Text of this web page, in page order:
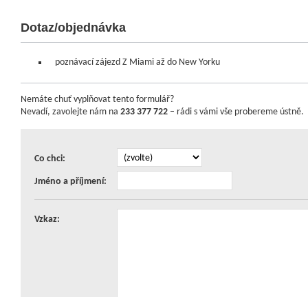
Dotaz/objednávka
poznávací zájezd Z Miami až do New Yorku
Nemáte chuť vyplňovat tento formulář?
Nevadí, zavolejte nám na 233 377 722 – rádi s vámi vše probereme ústně.
Co chci:
Jméno a příjmení:
Vzkaz: